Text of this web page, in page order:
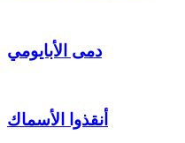
دمى الأبايومي
أنقذوا الأسماك